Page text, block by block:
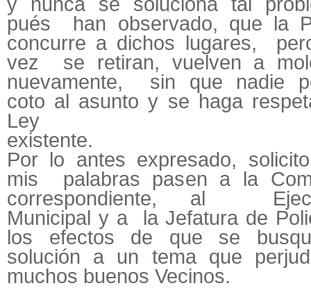
pués han observado, que la
concurre a dichos lugares,
vez se retiran, vuelven a
nuevamente, sin que nadie
coto al asunto y se haga
Ley
Por lo antes expresado,
mis palabras pasen a la
correspondiente, al
Municipal y a la Jefatura de
los efectos de que se
solución a un tema que
muchos buenos Vecinos.